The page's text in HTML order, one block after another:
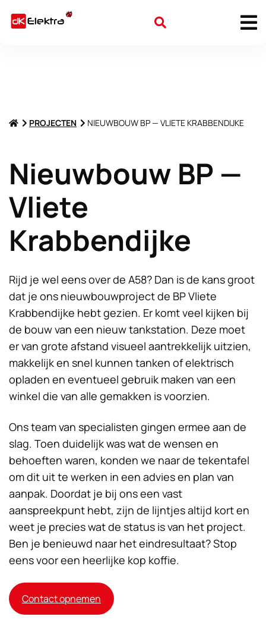
PROJECTEN NIEUWBOUW BP — VLIETE KRABBENDIJKE
Nieuwbouw BP —
Vliete
Krabbendijke
Rijd je wel eens over de A58? Dan is de kans groot
dat je ons nieuwbouwproject de BP Vliete
Krabbendijke hebt gezien. Er komt veel kijken bij
de bouw van een nieuw tankstation. Deze moet
er van grote afstand visueel aantrekkelijk uitzien,
makkelijk en snel kunnen tanken of elektrisch
opladen en eventueel gebruik maken van een
winkel die van alle gemakken is voorzien.
Ons team van specialisten gingen ermee aan de
slag. Toen duidelijk was wat de wensen en
behoeften waren, konden we naar de tekentafel
om dit uit te werken in een advies en plan van
aanpak. Doordat je bij ons een vast
aanspreekpunt hebt, zijn de lijntjes altijd kort en
weet je precies wat de status is van het project.
Ben je benieuwd naar het eindresultaat? Stop
eens voor een heerlijke kop koffie.
Contact opnemen